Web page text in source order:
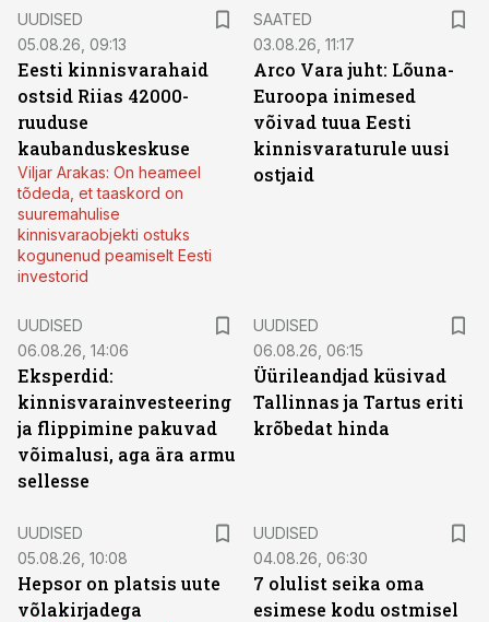
UUDISED
05.08.26, 09:13
Eesti kinnisvarahaid
ostsid Riias 42000-
ruuduse
kaubanduskeskuse
Viljar Arakas: On heameel
tõdeda, et taaskord on
suuremahulise
kinnisvaraobjekti ostuks
kogunenud peamiselt Eesti
investorid
SAATED
03.08.26, 11:17
Arco Vara juht: Lõuna-
Euroopa inimesed
võivad tuua Eesti
kinnisvaraturule uusi
ostjaid
UUDISED
06.08.26, 14:06
Eksperdid:
kinnisvarainvesteering
ja flippimine pakuvad
võimalusi, aga ära armu
sellesse
UUDISED
06.08.26, 06:15
Üürileandjad küsivad
Tallinnas ja Tartus eriti
krõbedat hinda
UUDISED
05.08.26, 10:08
Hepsor on platsis uute
võlakirjadega
UUDISED
04.08.26, 06:30
7 olulist seika oma
esimese kodu ostmisel